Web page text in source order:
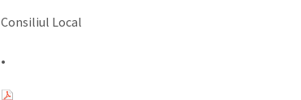
Consiliul Local
•